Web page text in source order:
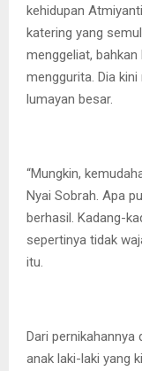
kehidupan
katering yang
menggeliat,
menggurita. Dia
lumayan besar.
“Mungkin,
Nyai Sobrah. Apa
berhasil. Kadang-
sepertinya tidak
itu.
Dari pernikahannya
anak laki-laki yang